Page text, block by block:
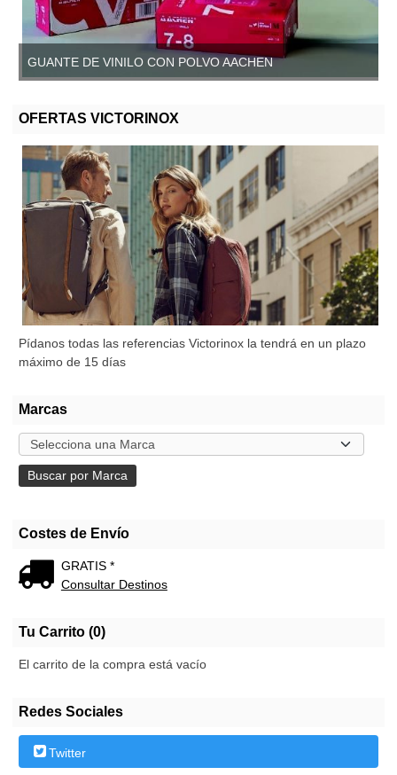
GUANTE DE VINILO CON POLVO AACHEN
GUANTE DE VINILO SIN POLVO, AACHEN
OFERTAS VICTORINOX
Pídanos todas las referencias Victorinox la tendrá en un plazo
máximo de 15 días
Marcas
Costes de Envío
GRATIS *
Consultar Destinos
Tu Carrito (0)
El carrito de la compra está vacío
Redes Sociales
Twitter